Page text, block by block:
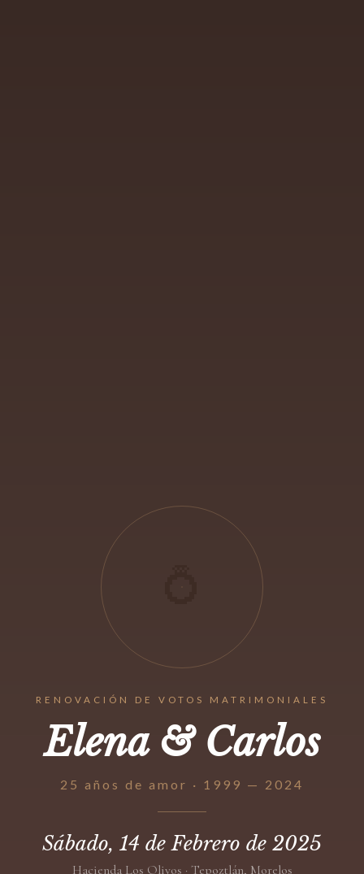
💍
RENOVACIÓN DE VOTOS MATRIMONIALES
Elena & Carlos
25 años de amor · 1999 — 2024
Sábado, 14 de Febrero de 2025
Hacienda Los Olivos · Tepoztlán, Morelos